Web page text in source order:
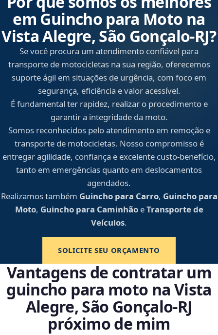
em Guincho para Moto na
Vista Alegre, São Gonçalo‑RJ?
Se você procura um atendimento confiável para
transporte de motocicletas na sua região, oferecemos
suporte ágil em situações de urgência, com foco em
segurança, eficiência e valor acessível.
É fundamental ter rapidez, realizar o procedimento e
garantir a integridade da moto.
Somos reconhecidos pelo atendimento em remoção e
transporte de motocicletas. Nosso compromisso é
entregar agilidade, confiança e excelente custo-benefício,
tanto em emergências quanto em deslocamentos
agendados.
Realizamos também Guincho para Carro, Guincho para
Moto, Guincho para CaminhãoeTransporte de
Veículos.
SOLICITE SEU ORÇAMENTO
Vantagens de contratar um
guincho para moto na Vista
Alegre, São Gonçalo‑RJ
próximo de mim